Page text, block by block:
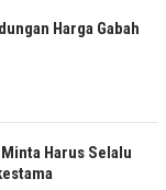
Harga Gabah
Harus Selalu